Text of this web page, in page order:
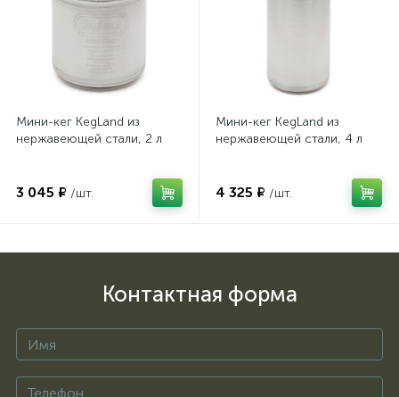
Мини-кег KegLand из
нержавеющей стали, 2 л
3 045 ₽ /шт.
Мини-кег KegLand из
нержавеющей стали, 4 л
4 325 ₽ /шт.
Контактная форма